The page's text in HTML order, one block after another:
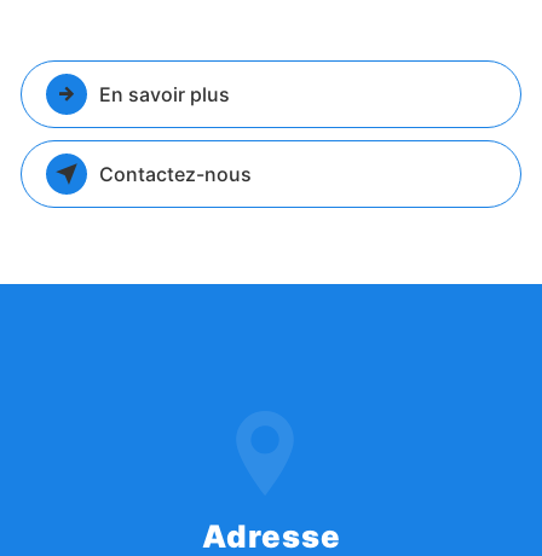
En savoir plus
Contactez-nous
Adresse